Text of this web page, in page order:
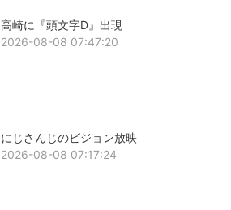
高崎に『頭文字D』出現
2026-08-08 07:47:20
にじさんじのビジョン放映
2026-08-08 07:17:24